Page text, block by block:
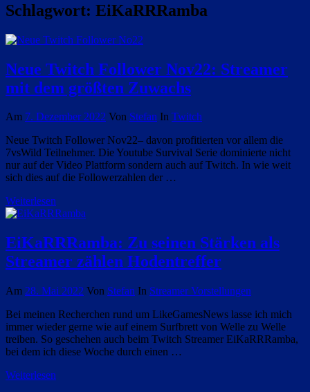
Schlagwort: EiKaRRRamba
Neue Twitch Follower Nov22: Streamer
mit dem größten Zuwachs
Am 7. Dezember 2022 Von Stefan In Twitch
Neue Twitch Follower Nov22– davon profitierten vor allem die
7vsWild Teilnehmer. Die Youtube Survival Serie dominierte nicht
nur auf der Video Plattform sondern auch auf Twitch. In wie weit
sich dies auf die Followerzahlen der …
Weiterlesen
EiKaRRRamba: Zu seinen Stärken als
Streamer zählen Hodentreffer
Am 28. Mai 2022 Von Stefan In Streamer Vorstellungen
Bei meinen Recherchen rund um LikeGamesNews lasse ich mich
immer wieder gerne wie auf einem Surfbrett von Welle zu Welle
treiben. So geschehen auch beim Twitch Streamer EiKaRRRamba,
bei dem ich diese Woche durch einen …
Weiterlesen